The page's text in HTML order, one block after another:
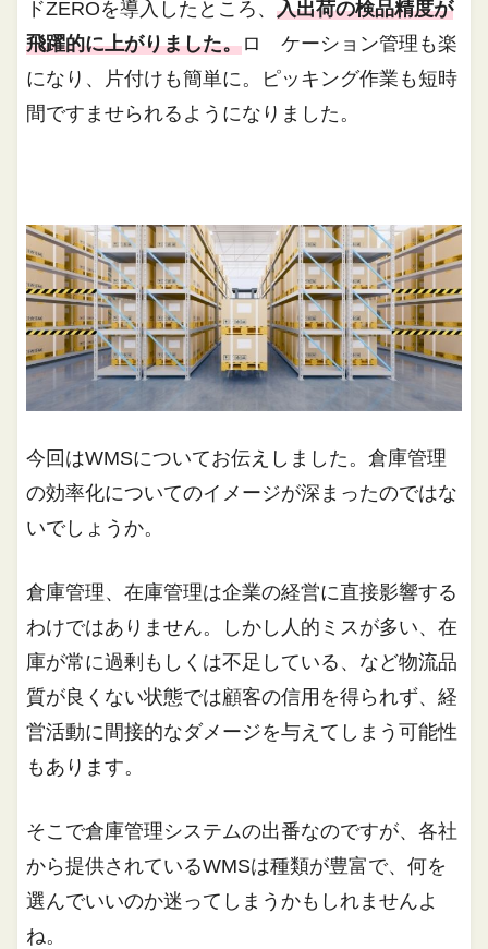
ドZEROを導入したところ、入出荷の検品精度が
飛躍的に上がりました。ロ ケーション管理も楽
になり、片付けも簡単に。ピッキング作業も短時
間ですませられるようになりました。
今回はWMSについてお伝えしました。倉庫管理
の効率化についてのイメージが深まったのではな
いでしょうか。
倉庫管理、在庫管理は企業の経営に直接影響する
わけではありません。しかし人的ミスが多い、在
庫が常に過剰もしくは不足している、など物流品
質が良くない状態では顧客の信用を得られず、経
営活動に間接的なダメージを与えてしまう可能性
もあります。
そこで倉庫管理システムの出番なのですが、各社
から提供されているWMSは種類が豊富で、何を
選んでいいのか迷ってしまうかもしれませんよ
ね。